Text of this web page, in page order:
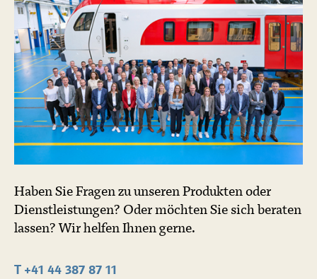
Haben Sie Fragen zu unseren Produkten oder
Dienstleistungen? Oder möchten Sie sich beraten
lassen? Wir helfen Ihnen gerne.
T +41 44 387 87 11